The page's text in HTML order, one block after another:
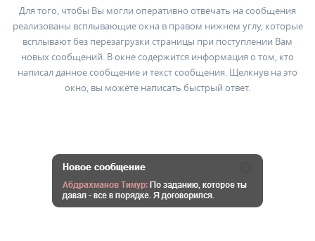
Для того, чтобы Вы могли оперативно отвечать на сообщения
реализованы всплывающие окна в правом нижнем углу, которые
всплывают без перезагрузки страницы при поступлении Вам
новых сообщений. В окне содержится информация о том, кто
написал данное сообщение и текст сообщения. Щелкнув на это
окно, вы можете написать быстрый ответ.